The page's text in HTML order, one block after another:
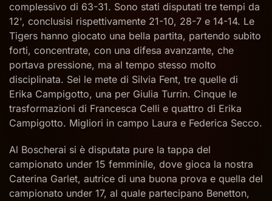
complessivo di 63-31. Sono stati disputati tre tempi da
12', conclusisi rispettivamente 21-10, 28-7 e 14-14. Le
Tigers hanno giocato una bella partita, partendo subito
forti, concentrate, con una difesa avanzante, che
portava pressione, ma al tempo stesso molto
disciplinata. Sei le mete di Silvia Fent, tre quelle di
Erika Campigotto, una per Giulia Turrin. Cinque le
trasformazioni di Francesca Celli e quattro di Erika
Campigotto. Migliori in campo Laura e Federica Secco.
Al Boscherai si è disputata pure la tappa del
campionato under 15 femminile, dove gioca la nostra
Caterina Garlet, autrice di una buona prova e quella del
campionato under 17, al quale partecipano Benetton,